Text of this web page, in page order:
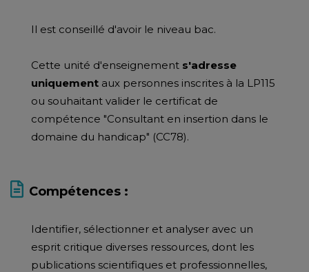
Il est conseillé d'avoir le niveau bac.
Cette unité d'enseignement s'adresse
uniquement aux personnes inscrites à la LP115
ou souhaitant valider le certificat de
compétence "Consultant en insertion dans le
domaine du handicap" (CC78).
Compétences :
Identifier, sélectionner et analyser avec un
esprit critique diverses ressources, dont les
publications scientifiques et professionnelles,